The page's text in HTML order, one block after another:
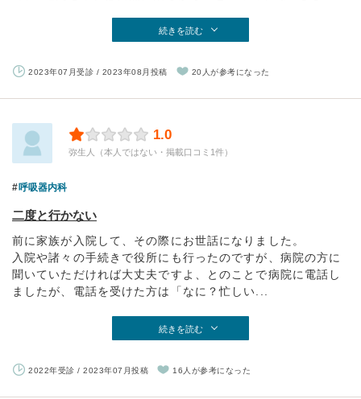
続きを読む
2023年07月受診 / 2023年08月投稿 20人が参考になった
1.0
弥生人（本人ではない・掲載口コミ1件）
呼吸器内科
二度と行かない
前に家族が入院して、その際にお世話になりました。
入院や諸々の手続きで役所にも行ったのですが、病院の方に
聞いていただければ大丈夫ですよ、とのことで病院に電話し
ましたが、電話を受けた方は「なに？忙しい...
続きを読む
2022年受診 / 2023年07月投稿 16人が参考になった